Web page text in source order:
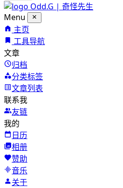
Odd.G | 奇怪先生
Menu
主页
工具导航
文章
归档
分类标签
文章列表
联系我
友链
我的
日历
相册
赞助
音乐
关于